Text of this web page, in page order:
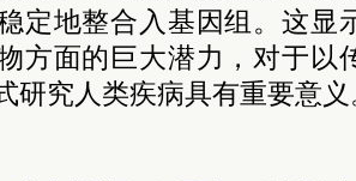
定地整合入基因组。这显
方面的巨大潜力，对于以
研究人类疾病具有重要意义